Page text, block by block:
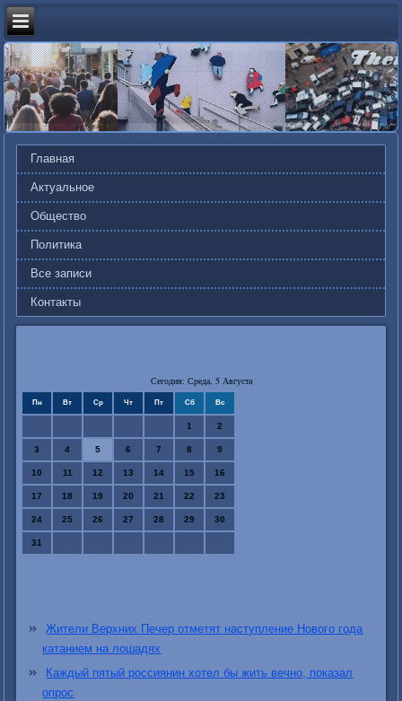
Главная
Актуальное
Общество
Политика
Все записи
Контакты
Сегодня: Среда, 5 Августа
Пн Вт Ср Чт Пт Сб Вс
1 2
3 4 5 6 7 8 9
10 11 12 13 14 15 16
17 18 19 20 21 22 23
24 25 26 27 28 29 30
31
Жители Верхних Печер отметят наступление Нового года
катанием на лошадях
Каждый пятый россиянин хотел бы жить вечно, показал
опрос